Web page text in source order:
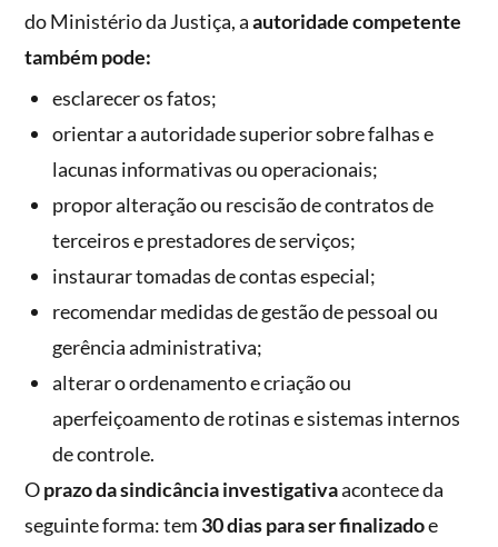
do Ministério da Justiça, aautoridade competente
também pode:
esclarecer os fatos;
orientar a autoridade superior sobre falhas e
lacunas informativas ou operacionais;
propor alteração ou rescisão de contratos de
terceiros e prestadores de serviços;
instaurar tomadas de contas especial;
recomendar medidas de gestão de pessoal ou
gerência administrativa;
alterar o ordenamento e criação ou
aperfeiçoamento de rotinas e sistemas internos
de controle.
Oprazo da sindicância investigativaacontece da
seguinte forma: tem 30 dias para ser finalizadoe